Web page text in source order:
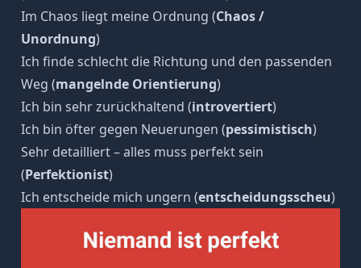
Im Chaos liegt meine Ordnung (Chaos /
Unordnung)
Ich finde schlecht die Richtung und den passenden
Weg (mangelnde Orientierung)
Ich bin sehr zurückhaltend (introvertiert)
Ich bin öfter gegen Neuerungen (pessimistisch)
Sehr detailliert – alles muss perfekt sein
(Perfektionist)
Ich entscheide mich ungern (entscheidungsscheu)